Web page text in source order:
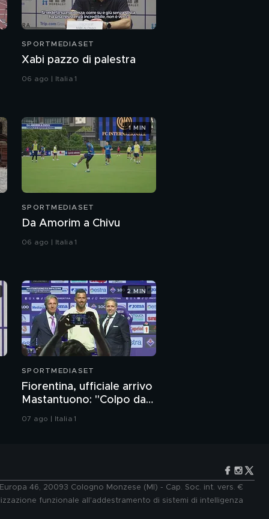
SPORTMEDIASET
Xabi pazzo di palestra
06 ago | Italia 1
SPORTMEDIASET
Da Amorim a Chivu
06 ago | Italia 1
1 MIN
SPORTMEDIASET
Fiorentina, ufficiale arrivo
Mastantuono: "Colpo da
sogno"
07 ago | Italia 1
2 MIN
46, 20093 Cologno Monzese (MI) - Cap. Soc. int. vers. €
funzionale all'addestramento di sistemi di intelligenza